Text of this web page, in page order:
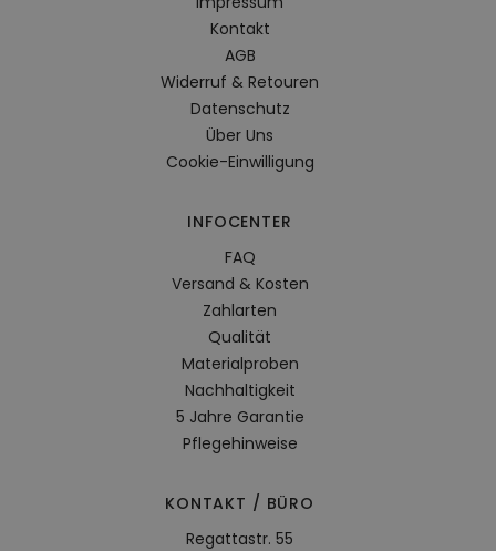
Kontakt
AGB
Widerruf & Retouren
Datenschutz
Über Uns
Cookie-Einwilligung
INFOCENTER
FAQ
Versand & Kosten
Zahlarten
Qualität
Materialproben
Nachhaltigkeit
5 Jahre Garantie
Pflegehinweise
KONTAKT / BÜRO
Regattastr. 55